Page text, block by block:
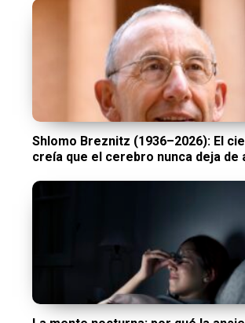
Shlomo Breznitz (1936–2026): El
creía que el cerebro nunca deja de